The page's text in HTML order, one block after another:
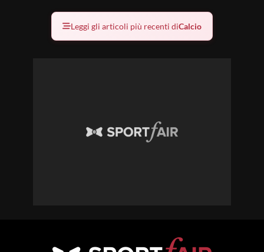
Leggi gli articoli più recenti diCalcio